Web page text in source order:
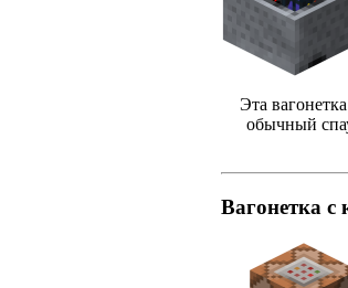
Эта
обычный
Вагонетка